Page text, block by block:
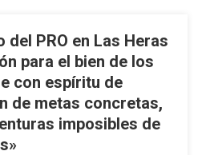
PRO en Las Heras
para el bien de los
con espíritu de
de metas concretas,
imposibles de